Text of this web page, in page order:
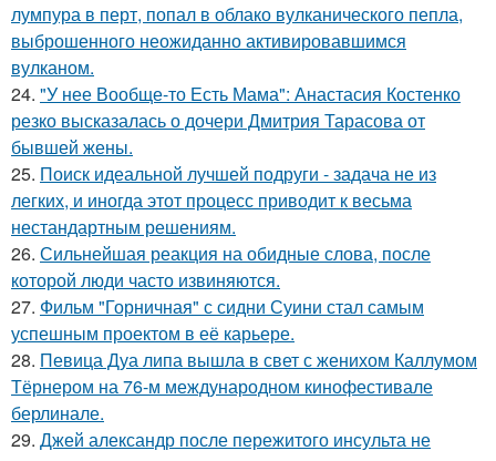
лумпура в перт, попал в облако вулканического пепла,
выброшенного неожиданно активировавшимся
вулканом.
24. "У нее Вообще-то Есть Мама": Анастасия Костенко
резко высказалась о дочери Дмитрия Тарасова от
бывшей жены.
25. Поиск идеальной лучшей подруги - задача не из
легких, и иногда этот процесс приводит к весьма
нестандартным решениям.
26. Сильнейшая реакция на обидные слова, после
которой люди часто извиняются.
27. Фильм "Горничная" с сидни Суини стал самым
успешным проектом в её карьере.
28. Певица Дуа липа вышла в свет с женихом Каллумом
Тёрнером на 76-м международном кинофестивале
берлинале.
29. Джей александр после пережитого инсульта не